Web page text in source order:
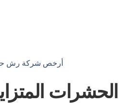
أرخص شركة رش